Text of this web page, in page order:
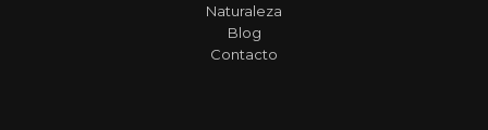
Naturaleza
Blog
Contacto